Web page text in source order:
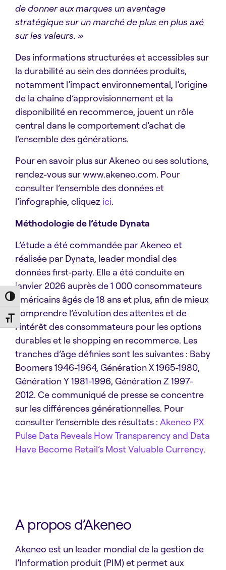
Toggle High Contrast
Toggle Font size
de donner aux marques un avantage
stratégique sur un marché de plus en plus axé
sur les valeurs. »
Des informations structurées et accessibles sur
la durabilité au sein des données produits,
notamment l’impact environnemental, l’origine
de la chaîne d’approvisionnement et la
disponibilité en recommerce, jouent un rôle
central dans le comportement d’achat de
l’ensemble des générations.
Pour en savoir plus sur Akeneo ou ses solutions,
rendez-vous sur www.akeneo.com. Pour
consulter l’ensemble des données et
l’infographie, cliquez ici.
Méthodologie de l’étude Dynata
L’étude a été commandée par Akeneo et
réalisée par Dynata, leader mondial des
données first-party. Elle a été conduite en
janvier 2026 auprès de 1 000 consommateurs
américains âgés de 18 ans et plus, afin de mieux
comprendre l’évolution des attentes et de
l’intérêt des consommateurs pour les options
durables et le shopping en recommerce. Les
tranches d’âge définies sont les suivantes : Baby
Boomers 1946-1964, Génération X 1965-1980,
Génération Y 1981-1996, Génération Z 1997-
2012. Ce communiqué de presse se concentre
sur les différences générationnelles. Pour
consulter l’ensemble des résultats : Akeneo PX
Pulse Data Reveals How Transparency and Data
Have Become Retail’s Most Valuable Currency.
A propos d’Akeneo
Akeneo est un leader mondial de la gestion de
l’Information produit (PIM) et permet aux